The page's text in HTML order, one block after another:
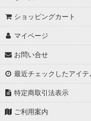
ショッピングカート
マイページ
お問い合せ
最近チェックしたアイテ
特定商取引法表示
ご利用案内